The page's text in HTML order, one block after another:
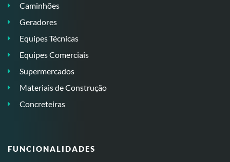
Caminhões
Geradores
Equipes Técnicas
Equipes Comerciais
Supermercados
Materiais de Construção
Concreteiras
FUNCIONALIDADES